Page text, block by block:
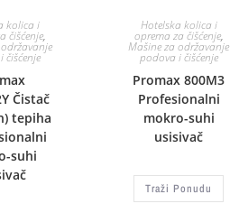
kolica i
čišćenje,
čišćenje
Čistač
tepiha
suhi
Hotelska kolica i
oprema za čišćenje,
Mašine za održavanje
podova i čišćenje
Promax 800M3
Profesionalni
mokro-suhi
usisivač
Traži Ponudu